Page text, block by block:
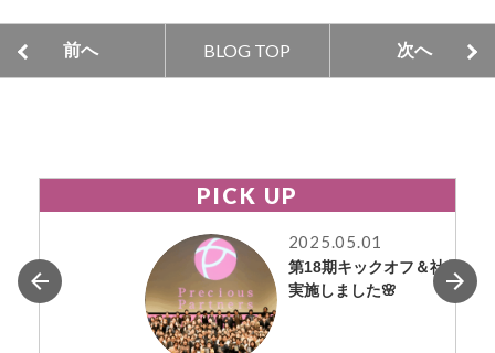
e
k
前へ BLOG TOP 次へ
PICK UP
2025.05.01
第18期キックオフ＆社員総会を
実施しました🌸